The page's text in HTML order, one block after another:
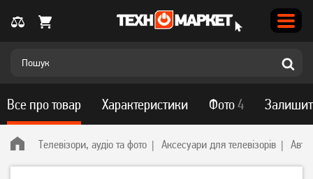
Телевізори, аудіо та фото Аксесуари для телевізорів
Все про товар Характеристики Фото4